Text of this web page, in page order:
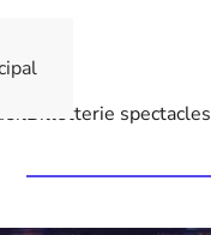
Billetterie spectacles